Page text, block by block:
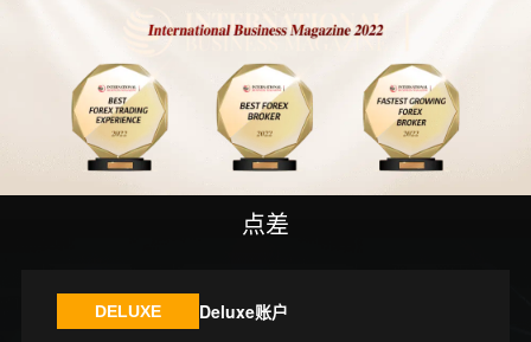
点差
DELUXE Deluxe账户